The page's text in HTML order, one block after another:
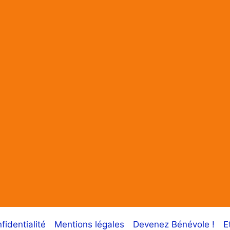
Mentions légales Devenez Bénévole !